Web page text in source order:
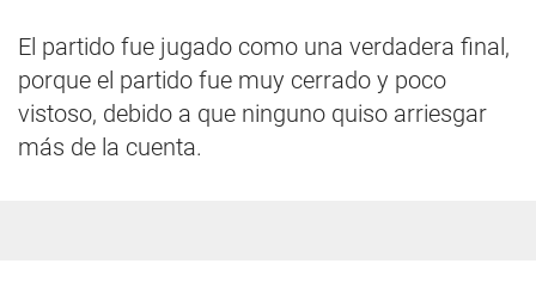
El partido fue jugado como una verdadera final,
porque el partido fue muy cerrado y poco
vistoso, debido a que ninguno quiso arriesgar
más de la cuenta.